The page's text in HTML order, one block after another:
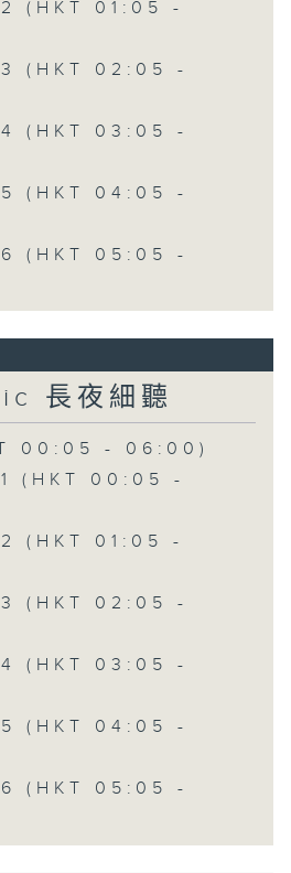
(HKT 01:05 -
3 (HKT 02:05 -
4 (HKT 03:05 -
5 (HKT 04:05 -
6 (HKT 05:05 -
長夜細聽
00:05 - 06:00)
(HKT 00:05 -
(HKT 01:05 -
3 (HKT 02:05 -
4 (HKT 03:05 -
5 (HKT 04:05 -
6 (HKT 05:05 -